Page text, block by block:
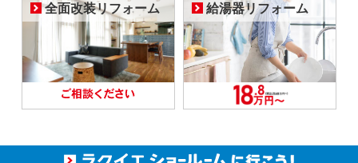
全面改装リフォーム 給湯器リフォーム